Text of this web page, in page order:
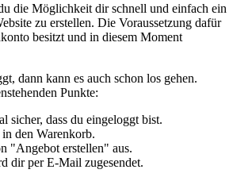
die Möglichkeit dir schnell und einfach ein
zu erstellen. Die Voraussetzung dafür
besitzt und in diesem Moment
dann kann es auch schon los gehen.
Punkte:
sicher, dass du eingeloggt bist.
den Warenkorb.
"Angebot erstellen" aus.
dir per E-Mail zugesendet.